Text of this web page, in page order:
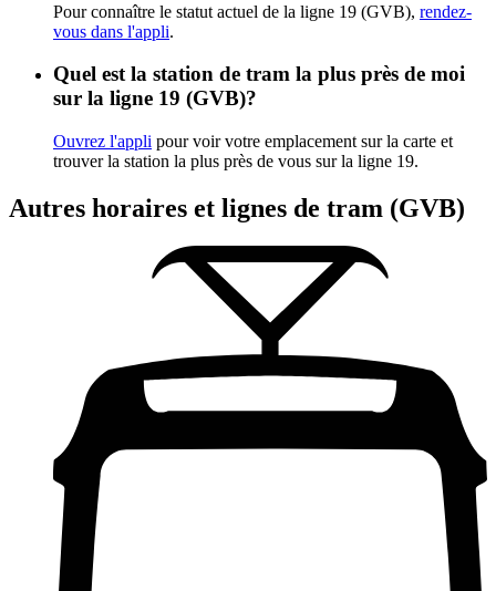
Pour connaître le statut actuel de la ligne 19 (GVB), rendez-
vous dans l'appli.
Quel est la station de tram la plus près de moi
sur la ligne 19 (GVB)?
Ouvrez l'appli pour voir votre emplacement sur la carte et
trouver la station la plus près de vous sur la ligne 19.
Autres horaires et lignes de tram (GVB)